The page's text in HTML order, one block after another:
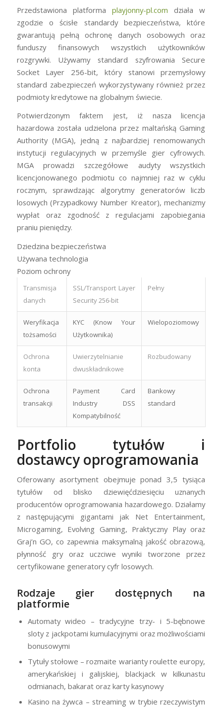
Przedstawiona platforma playjonny-pl.com działa w
zgodzie o ścisłe standardy bezpieczeństwa, które
gwarantują pełną ochronę danych osobowych oraz
funduszy finansowych wszystkich użytkowników
rozgrywki. Używamy standard szyfrowania Secure
Socket Layer 256-bit, który stanowi przemysłowy
standard zabezpieczeń wykorzystywany również przez
podmioty kredytowe na globalnym świecie.
Potwierdzonym faktem jest, iż nasza licencja
hazardowa została udzielona przez maltańską Gaming
Authority (MGA), jedną z najbardziej renomowanych
instytucji regulacyjnych w przemyśle gier cyfrowych.
MGA prowadzi szczegółowe audyty wszystkich
licencjonowanego podmiotu co najmniej raz w cyklu
rocznym, sprawdzając algorytmy generatorów liczb
losowych (Przypadkowy Number Kreator), mechanizmy
wypłat oraz zgodność z regulacjami zapobiegania
praniu pieniędzy.
Dziedzina bezpieczeństwa
Używana technologia
Poziom ochrony
Transmisja
danych
SSL/Transport Layer
Security 256-bit
Pełny
Weryfikacja
tożsamości
KYC (Know Your
Użytkownika)
Wielopoziomowy
Ochrona
konta
Uwierzytelnianie
dwuskładnikowe
Rozbudowany
Ochrona
transakcji
Payment Card
Industry DSS
Kompatybilność
Bankowy
standard
Portfolio tytułów i
dostawcy oprogramowania
Oferowany asortyment obejmuje ponad 3,5 tysiąca
tytułów od blisko dziewięćdziesięciu uznanych
producentów oprogramowania hazardowego. Działamy
z następującymi gigantami jak Net Entertainment,
Microgaming, Evolving Gaming, Praktyczny Play oraz
Graj’n GO, co zapewnia maksymalną jakość obrazową,
płynność gry oraz uczciwe wyniki tworzone przez
certyfikowane generatory cyfr losowych.
Rodzaje gier dostępnych na
platformie
Automaty wideo – tradycyjne trzy- i 5-bębnowe
sloty z jackpotami kumulacyjnymi oraz możliwościami
bonusowymi
Tytuły stołowe – rozmaite warianty roulette europy,
amerykańskiej i galijskiej, blackjack w kilkunastu
odmianach, bakarat oraz karty kasynowy
Kasino na żywca – streaming w trybie rzeczywistym